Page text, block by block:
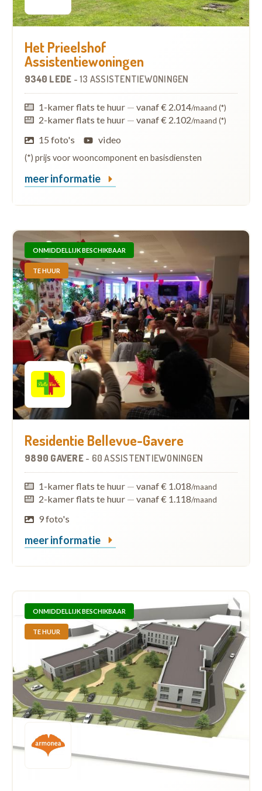
Het Prieelshof
Assistentiewoningen
9340 LEDE - 13 ASSISTENTIEWONINGEN
1-kamer flats te huur — vanaf € 2.014/maand (*)
2-kamer flats te huur — vanaf € 2.102/maand (*)
15 foto's video
(*) prijs voor wooncomponent en basisdiensten
meer informatie
ONMIDDELLIJK BESCHIKBAAR
TE HUUR
Residentie Bellevue-Gavere
9890 GAVERE - 60 ASSISTENTIEWONINGEN
1-kamer flats te huur — vanaf € 1.018/maand
2-kamer flats te huur — vanaf € 1.118/maand
9 foto's
meer informatie
ONMIDDELLIJK BESCHIKBAAR
TE HUUR